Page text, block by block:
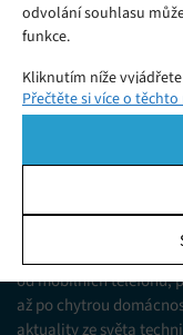
odvolání souhlasu
funkce.
Kliknutím níže
podrobnější
pomocí přepínačů v
Spravovat souhlas ve
Ukládání a/nebo
publiku
různých zdrojů.
Přečtěte si více o těchto
Volkswagen, a to
Jsme web zajímající se
od mobilních telefonů,
až po chytrou
aktuality ze světa